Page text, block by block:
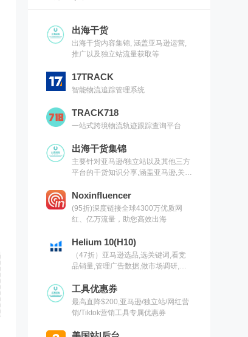
出海干货
出海干货内容集锦, 涵盖亚马逊运营,
推广以及独立站流量获取等
17TRACK
智能物流追踪管理系统
TRACK718
一站式跨境物流轨迹跟踪查询平台
出海干货集锦
主要针对亚马逊/独立站以及其他三方
平台的干货知识分享,涵盖亚马逊,关键
具以及出海干货集锦,欢迎关注
Noxinfluencer
(95折)深度链接全球4300万优质网
红、亿万流量，助您高效出海
Helium 10(H10)
（47折）亚马逊选品,选关键词,看竞
品销量,管理广告数据,做市场调研,有
工具优惠券
最高直降$200,亚马逊/独立站/网红营
销/Tiktok营销工具专属优惠券